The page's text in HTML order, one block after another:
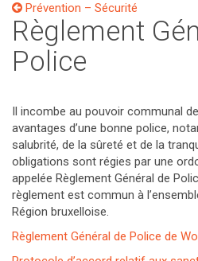
Prévention – Sécurité
Règlement
Police
Il incombe au pouvoir communal
avantages d’une bonne police,
salubrité, de la sûreté et de la
obligations sont régies par une
appelée Règlement Général de
règlement est commun à
Région bruxelloise.
Règlement Général de Police de